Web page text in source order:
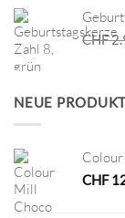
CHF
NEUE
CHF